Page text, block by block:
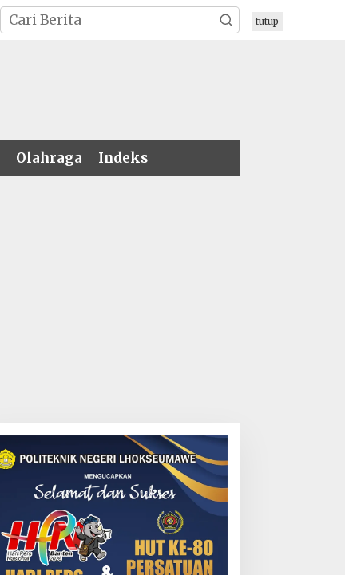
Olahraga Indeks
tutup